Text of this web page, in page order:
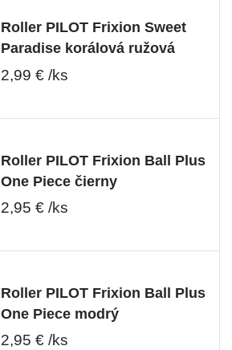
Roller PILOT Frixion Sweet
Paradise korálová ružová
2,99 € /ks
Roller PILOT Frixion Ball Plus
One Piece čierny
2,95 € /ks
Roller PILOT Frixion Ball Plus
One Piece modrý
2,95 € /ks